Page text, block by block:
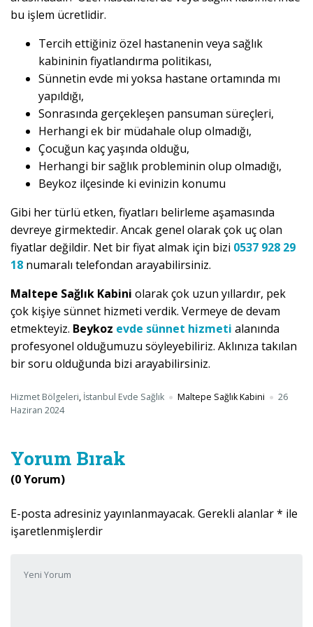
bu işlem ücretlidir.
Tercih ettiğiniz özel hastanenin veya sağlık
kabininin fiyatlandırma politikası,
Sünnetin evde mi yoksa hastane ortamında mı
yapıldığı,
Sonrasında gerçekleşen pansuman süreçleri,
Herhangi ek bir müdahale olup olmadığı,
Çocuğun kaç yaşında olduğu,
Herhangi bir sağlık probleminin olup olmadığı,
Beykoz ilçesinde ki evinizin konumu
Gibi her türlü etken, fiyatları belirleme aşamasında
devreye girmektedir. Ancak genel olarak çok uç olan
fiyatlar değildir. Net bir fiyat almak için bizi 0537 928 29
18 numaralı telefondan arayabilirsiniz.
Maltepe Sağlık Kabini olarak çok uzun yıllardır, pek
çok kişiye sünnet hizmeti verdik. Vermeye de devam
etmekteyiz. Beykoz evde sünnet hizmeti alanında
profesyonel olduğumuzu söyleyebiliriz. Aklınıza takılan
bir soru olduğunda bizi arayabilirsiniz.
Hizmet Bölgeleri, İstanbul Evde Sağlık Maltepe Sağlık Kabini
26
Haziran 2024
Yorum Bırak
(0 Yorum)
E-posta adresiniz yayınlanmayacak. Gerekli alanlar* ile
işaretlenmişlerdir